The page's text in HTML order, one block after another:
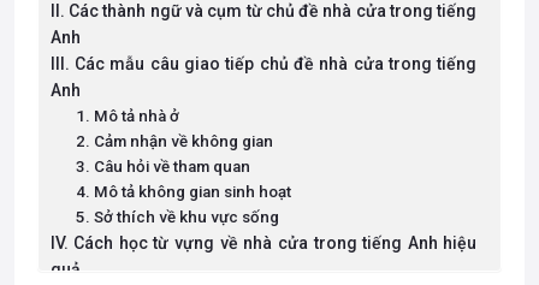
II. Các thành ngữ và cụm từ chủ đề nhà cửa trong tiếng
Anh
III. Các mẫu câu giao tiếp chủ đề nhà cửa trong tiếng
Anh
1. Mô tả nhà ở
2. Cảm nhận về không gian
3. Câu hỏi về tham quan
4. Mô tả không gian sinh hoạt
5. Sở thích về khu vực sống
IV. Cách học từ vựng về nhà cửa trong tiếng Anh hiệu
quả